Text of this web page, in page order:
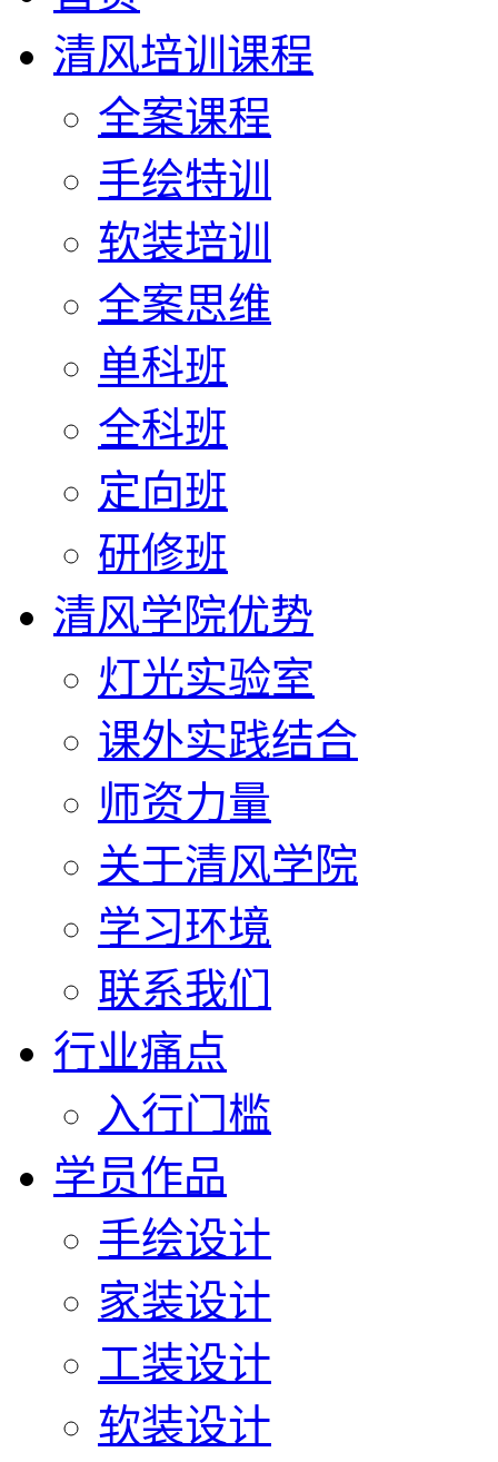
清风培训课程
全案课程
手绘特训
软装培训
全案思维
单科班
全科班
定向班
研修班
清风学院优势
灯光实验室
课外实践结合
师资力量
关于清风学院
学习环境
联系我们
行业痛点
入行门槛
学员作品
手绘设计
家装设计
工装设计
软装设计